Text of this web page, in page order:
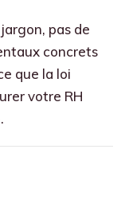
pas de
concrets
que la loi
votre RH